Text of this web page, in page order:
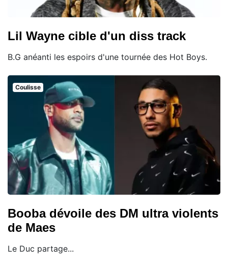
Lil Wayne cible d'un diss track
B.G anéanti les espoirs d'une tournée des Hot Boys.
Coulisse
Booba dévoile des DM ultra violents
de Maes
Le Duc partage...